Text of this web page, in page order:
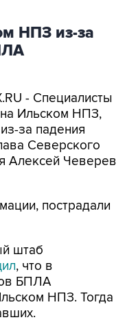
НПЗ из-за
- Специалисты
Ильском НПЗ,
за падения
Северского
Алексей Чеверев
пострадали
штаб
, что в
БПЛА
НПЗ. Тогда